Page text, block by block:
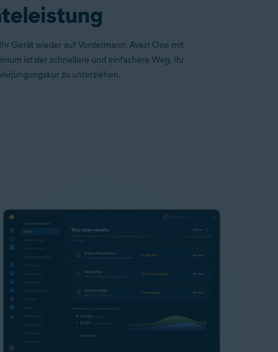
Gerät wieder auf Vordermann. Avast One mit
ist der schnellere und einfachere Weg, Ihr
zu unterziehen.